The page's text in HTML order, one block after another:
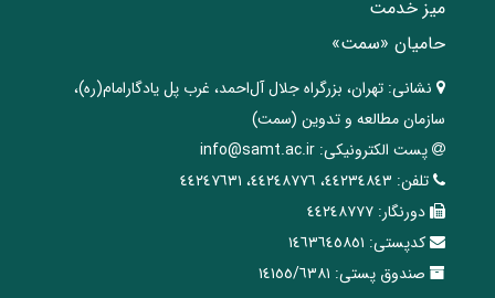
میز خدمت
حامیان «سمت»
نشانی: تهران، ‌بزرگراه ‌جلال آل‌احمد، غرب پل يادگار‌امام(ره)‌،
سازمان مطالعه و تدوین‌ (سمت)
پست الکترونیکی: info@samt.ac.ir
تلفن: ٤٤٢٣٤٨٤٣، ٤٤٢٤٨٧٧٦، ٤٤٢٤٧٦٣١
دورنگار: ٤٤٢٤٨٧٧٧
کدپستی: ١٤٦٣٦٤٥٨٥١
صندوق پستی: ١٤١٥٥/٦٣٨١